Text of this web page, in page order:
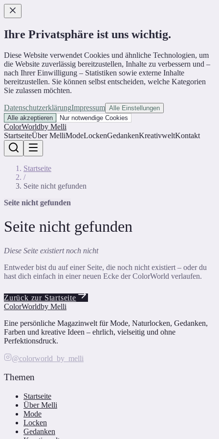
Ihre Privatsphäre ist uns wichtig.
Diese Website verwendet Cookies und ähnliche Technologien, um
die Website zuverlässig bereitzustellen, Inhalte zu verbessern und –
nach Ihrer Einwilligung – Statistiken sowie externe Inhalte
bereitzustellen. Sie können selbst entscheiden, welche Kategorien
Sie zulassen möchten.
DatenschutzerklärungImpressum Alle Einstellungen
Alle akzeptieren
Nur notwendige Cookies
ColorWorldby Melli
StartseiteÜber MelliModeLockenGedankenKreativweltKontakt
Startseite
/
Seite nicht gefunden
Seite nicht gefunden
Seite nicht gefunden
Diese Seite existiert noch nicht
Entweder bist du auf einer Seite, die noch nicht existiert – oder du
hast dich einfach in einer neuen Ecke der ColorWorld verlaufen.
Zurück zur Startseite
ColorWorldby Melli
Eine persönliche Magazinwelt für Mode, Naturlocken, Gedanken,
Farben und kreative Ideen – ehrlich, vielseitig und ohne
Perfektionsdruck.
@colorworld_by_melli
Themen
Startseite
Über Melli
Mode
Locken
Gedanken